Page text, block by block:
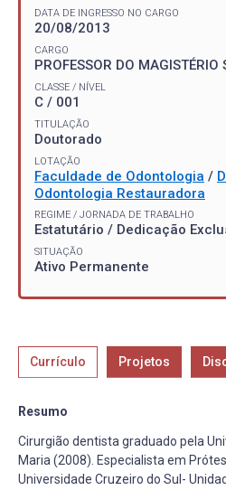
DATA DE INGRESSO NO CARGO
20/08/2013
CARGO
PROFESSOR DO MAGISTÉRIO
CLASSE / NÍVEL
C / 001
TITULAÇÃO
Doutorado
LOTAÇÃO
Faculdade de Odontologia /
Odontologia Restauradora
REGIME / JORNADA DE TRABALHO
Estatutário / Dedicação
SITUAÇÃO
Ativo Permanente
Currículo Projetos
Resumo
Cirurgião dentista graduado pela
Maria (2008). Especialista em
Universidade Cruzeiro do Sul-